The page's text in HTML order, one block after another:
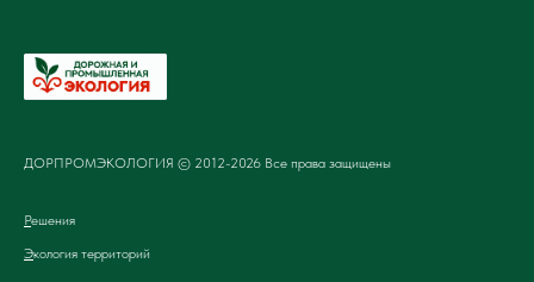
ДОРПРОМЭКОЛОГИЯ © 2012-2026 Все права защищены
Решения
Экология территорий